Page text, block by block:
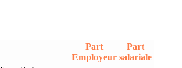
Part
Employeur
Part
salariale